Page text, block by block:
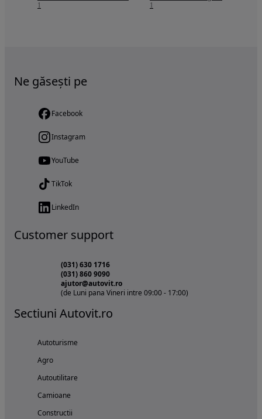
1
1
Ne găsești pe
Facebook
Instagram
YouTube
TikTok
LinkedIn
Customer support
(031) 630 1716
(031) 860 9090
ajutor@autovit.ro
(de Luni pana Vineri intre 09:00 - 17:00)
Sectiuni Autovit.ro
Autoturisme
Agro
Autoutilitare
Camioane
Constructii